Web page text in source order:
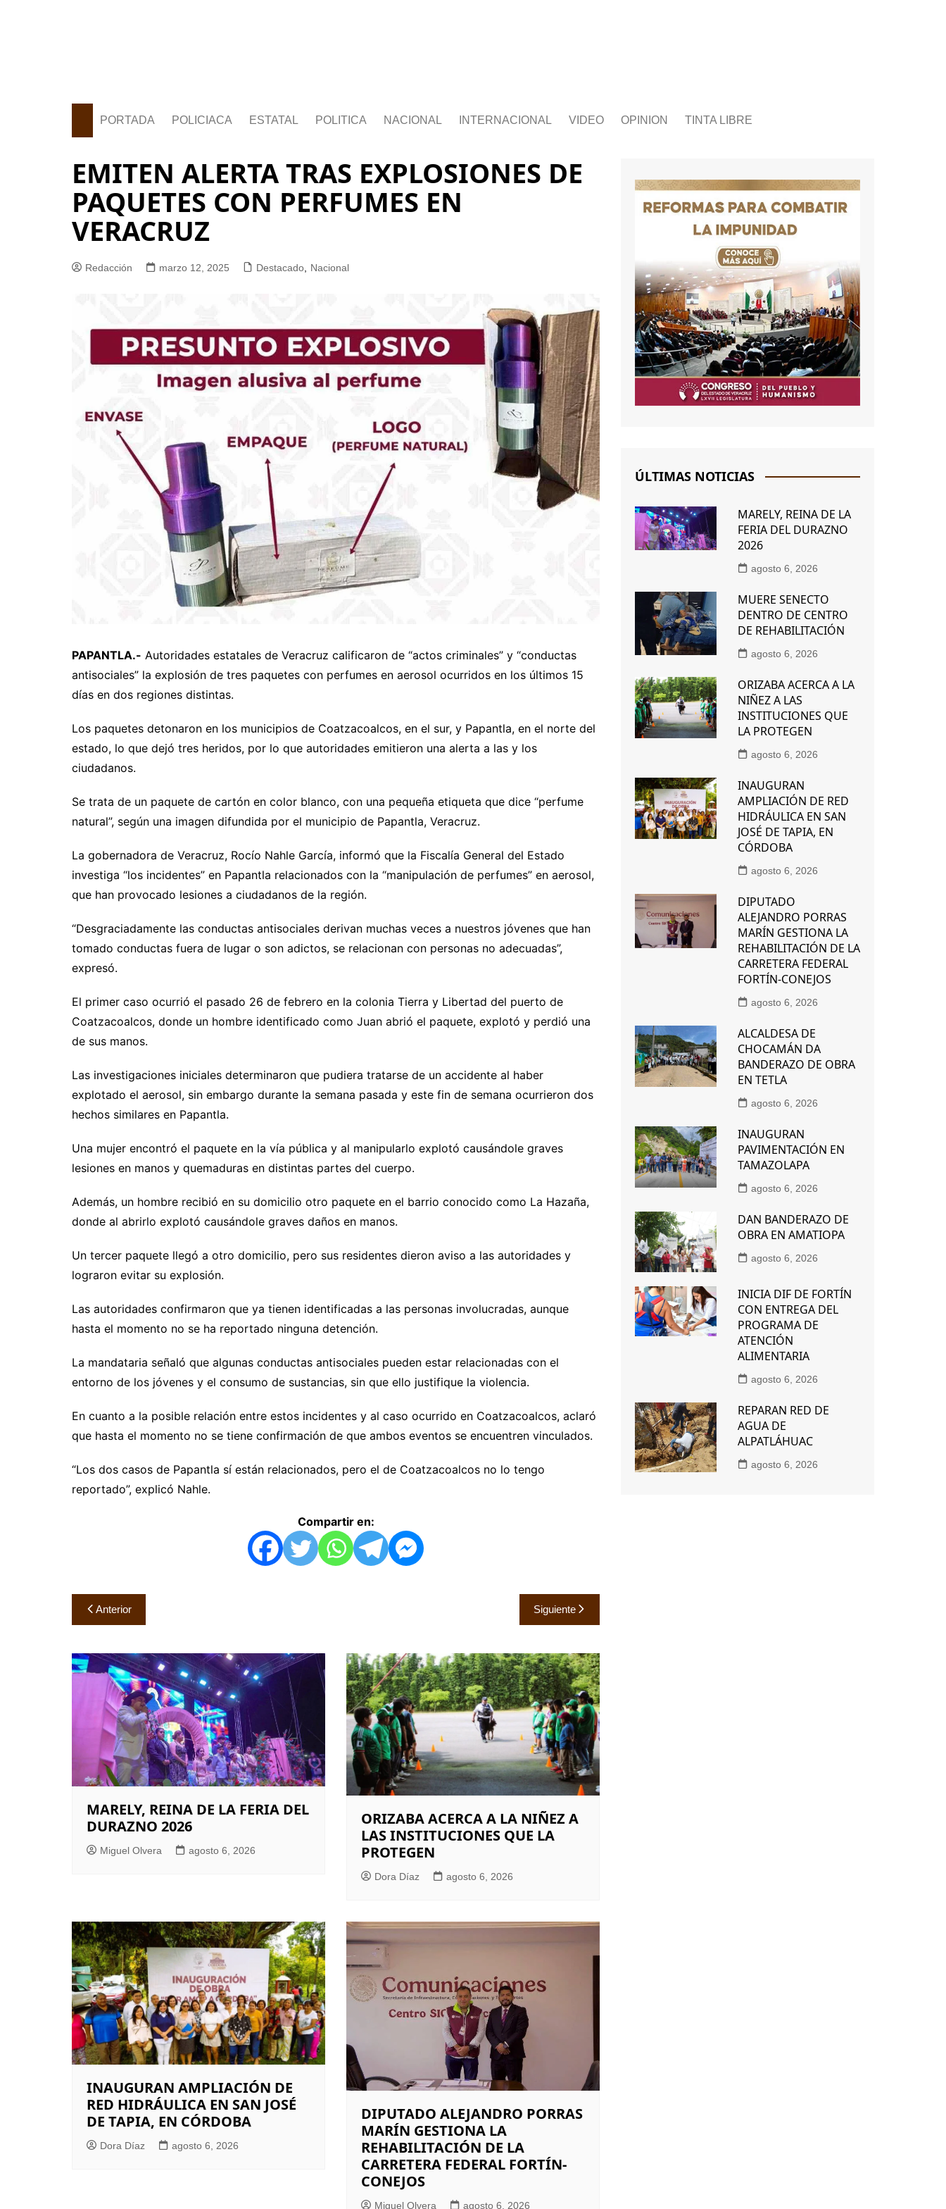
PORTADA POLICIACA ESTATAL POLITICA NACIONAL INTERNACIONAL VIDEO OPINION TINTA LIBRE
EMITEN ALERTA TRAS EXPLOSIONES DE
PAQUETES CON PERFUMES EN
VERACRUZ
Redacción marzo 12, 2025 Destacado Nacional
PAPANTLA.- Autoridades estatales de Veracruz calificaron de “actos criminales” y “conductas
antisociales” la explosión de tres paquetes con perfumes en aerosol ocurridos en los últimos 15
días en dos regiones distintas.
Los paquetes detonaron en los municipios de Coatzacoalcos, en el sur, y Papantla, en el norte del
estado, lo que dejó tres heridos, por lo que autoridades emitieron una alerta a las y los
ciudadanos.
Se trata de un paquete de cartón en color blanco, con una pequeña etiqueta que dice “perfume
natural”, según una imagen difundida por el municipio de Papantla, Veracruz.
La gobernadora de Veracruz, Rocío Nahle García, informó que la Fiscalía General del Estado
investiga “los incidentes” en Papantla relacionados con la “manipulación de perfumes” en aerosol,
que han provocado lesiones a ciudadanos de la región.
“Desgraciadamente las conductas antisociales derivan muchas veces a nuestros jóvenes que han
tomado conductas fuera de lugar o son adictos, se relacionan con personas no adecuadas”,
expresó.
El primer caso ocurrió el pasado 26 de febrero en la colonia Tierra y Libertad del puerto de
Coatzacoalcos, donde un hombre identificado como Juan abrió el paquete, explotó y perdió una
de sus manos.
Las investigaciones iniciales determinaron que pudiera tratarse de un accidente al haber
explotado el aerosol, sin embargo durante la semana pasada y este fin de semana ocurrieron dos
hechos similares en Papantla.
Una mujer encontró el paquete en la vía pública y al manipularlo explotó causándole graves
lesiones en manos y quemaduras en distintas partes del cuerpo.
Además, un hombre recibió en su domicilio otro paquete en el barrio conocido como La Hazaña,
donde al abrirlo explotó causándole graves daños en manos.
Un tercer paquete llegó a otro domicilio, pero sus residentes dieron aviso a las autoridades y
lograron evitar su explosión.
Las autoridades confirmaron que ya tienen identificadas a las personas involucradas, aunque
hasta el momento no se ha reportado ninguna detención.
La mandataria señaló que algunas conductas antisociales pueden estar relacionadas con el
entorno de los jóvenes y el consumo de sustancias, sin que ello justifique la violencia.
En cuanto a la posible relación entre estos incidentes y al caso ocurrido en Coatzacoalcos, aclaró
que hasta el momento no se tiene confirmación de que ambos eventos se encuentren vinculados.
“Los dos casos de Papantla sí están relacionados, pero el de Coatzacoalcos no lo tengo
reportado”, explicó Nahle.
Compartir en:
Navegación
de
entradas
Anterior Siguiente
MARELY, REINA DE LA FERIA DEL
DURAZNO 2026
Miguel Olvera agosto 6, 2026
ORIZABA ACERCA A LA NIÑEZ A
LAS INSTITUCIONES QUE LA
PROTEGEN
Dora Díaz agosto 6, 2026
INAUGURAN AMPLIACIÓN DE
RED HIDRÁULICA EN SAN JOSÉ
DE TAPIA, EN CÓRDOBA
Dora Díaz agosto 6, 2026
DIPUTADO ALEJANDRO PORRAS
MARÍN GESTIONA LA
REHABILITACIÓN DE LA
CARRETERA FEDERAL FORTÍN-
CONEJOS
Miguel Olvera agosto 6, 2026
ÚLTIMAS NOTICIAS
MARELY, REINA DE LA
FERIA DEL DURAZNO
2026
agosto 6, 2026
MUERE SENECTO
DENTRO DE CENTRO
DE REHABILITACIÓN
agosto 6, 2026
ORIZABA ACERCA A LA
NIÑEZ A LAS
INSTITUCIONES QUE
LA PROTEGEN
agosto 6, 2026
INAUGURAN
AMPLIACIÓN DE RED
HIDRÁULICA EN SAN
JOSÉ DE TAPIA, EN
CÓRDOBA
agosto 6, 2026
DIPUTADO
ALEJANDRO PORRAS
MARÍN GESTIONA LA
REHABILITACIÓN DE LA
CARRETERA FEDERAL
FORTÍN-CONEJOS
agosto 6, 2026
ALCALDESA DE
CHOCAMÁN DA
BANDERAZO DE OBRA
EN TETLA
agosto 6, 2026
INAUGURAN
PAVIMENTACIÓN EN
TAMAZOLAPA
agosto 6, 2026
DAN BANDERAZO DE
OBRA EN AMATIOPA
agosto 6, 2026
INICIA DIF DE FORTÍN
CON ENTREGA DEL
PROGRAMA DE
ATENCIÓN
ALIMENTARIA
agosto 6, 2026
REPARAN RED DE
AGUA DE
ALPATLÁHUAC
agosto 6, 2026